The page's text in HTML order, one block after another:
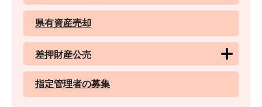
県有資産売却
差押財産公売
指定管理者の募集